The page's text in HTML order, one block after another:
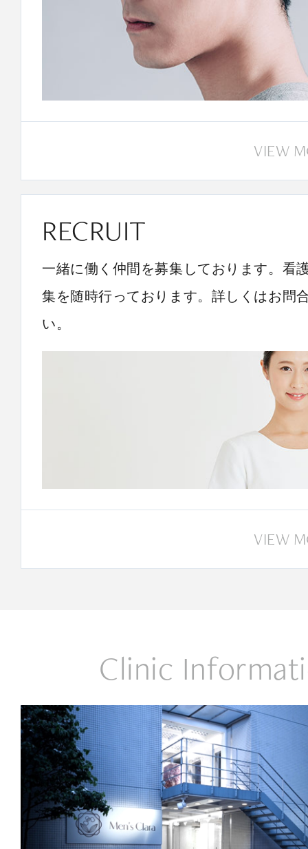
VIEW
RECRUIT
一緒に働く仲間を募集しております。看
集を随時行っております。詳しくはお問
い。
VIEW
Clinic